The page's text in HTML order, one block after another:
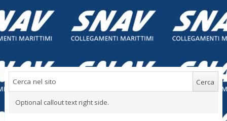
Optional callout text right side.